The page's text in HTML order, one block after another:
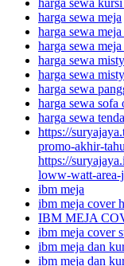
harga sewa meja
harga sewa
harga sewa
harga sewa
harga sewa
harga sewa
harga sewa sofa
harga sewa tenda
https://
promo-akhir-
https://
loww-watt-area-
ibm meja
ibm meja cover
IBM MEJA
ibm meja cover
ibm meja dan
ibm meja dan